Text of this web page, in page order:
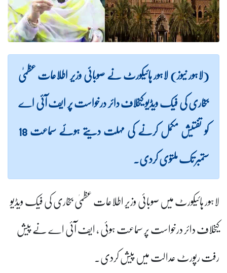
(لاہور نیوز) لاہور ہائیکورٹ نے صوبائی وزیر اطلاعات عظمیٰ
بخاری کی فیک ویڈیو کیخلاف دائر درخواست پر ایف آئی اے
کو تفتیش مکمل کرنے کی مہلت دیتے ہوئے سماعت 18
ستمبر تک ملتوی کردی۔
لاہور ہائیکورٹ میں صوبائی وزیر اطلاعات عظمیٰ بخاری کی فیک ویڈیو
کیخلاف دائر درخواست پر سماعت ہوئی ، ایف آئی اے نے پیش
رفت رپورٹ عدالت میں پیش کردی۔